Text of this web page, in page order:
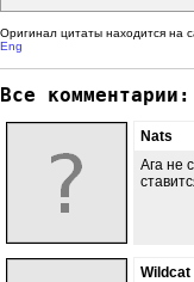
Оригинал цитаты находится на
Eng
Все комментарии:
Nats
Ага не
Wildcat